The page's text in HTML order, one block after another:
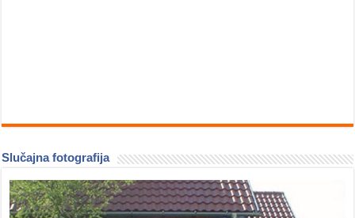
Slučajna fotografija